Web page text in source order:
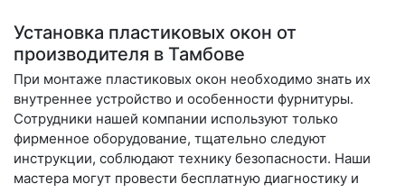
Установка пластиковых окон от
производителя в Тамбове
При монтаже пластиковых окон необходимо знать их
внутреннее устройство и особенности фурнитуры.
Сотрудники нашей компании используют только
фирменное оборудование, тщательно следуют
инструкции, соблюдают технику безопасности. Наши
мастера могут провести бесплатную диагностику и